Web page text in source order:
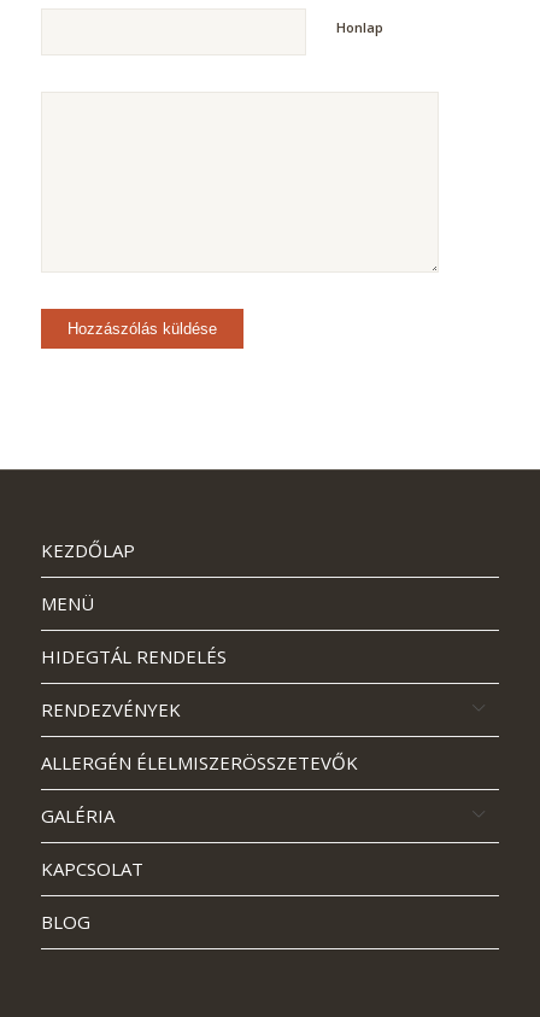
Honlap
KEZDŐLAP
MENÜ
HIDEGTÁL RENDELÉS
RENDEZVÉNYEK
ALLERGÉN ÉLELMISZERÖSSZETEVŐK
GALÉRIA
KAPCSOLAT
BLOG